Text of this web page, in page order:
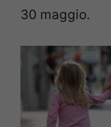
30 maggio.